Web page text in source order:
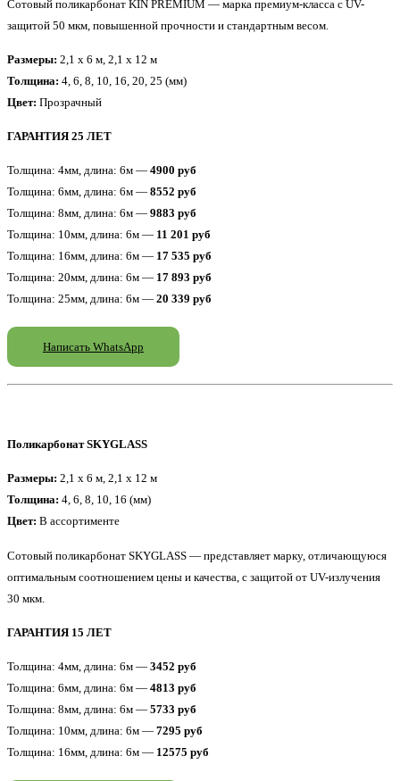
Сотовый поликарбонат KIN PREMIUM — марка премиум-класса с UV-
защитой 50 мкм, повышенной прочности и стандартным весом.
Размеры: 2,1 x 6 м, 2,1 x 12 м
Толщина: 4, 6, 8, 10, 16, 20, 25 (мм)
Цвет: Прозрачный
ГАРАНТИЯ 25 ЛЕТ
Толщина: 4мм, длина: 6м — 4900 руб
Толщина: 6мм, длина: 6м — 8552 руб
Толщина: 8мм, длина: 6м — 9883 руб
Толщина: 10мм, длина: 6м — 11 201 руб
Толщина: 16мм, длина: 6м — 17 535 руб
Толщина: 20мм, длина: 6м — 17 893 руб
Толщина: 25мм, длина: 6м — 20 339 руб
Написать WhatsApp
Поликарбонат SKYGLASS
Размеры: 2,1 x 6 м, 2,1 x 12 м
Толщина: 4, 6, 8, 10, 16 (мм)
Цвет: В ассортименте
Сотовый поликарбонат SKYGLASS — представляет марку, отличающуюся
оптимальным соотношением цены и качества, с защитой от UV-излучения
30 мкм.
ГАРАНТИЯ 15 ЛЕТ
Толщина: 4мм, длина: 6м — 3452 руб
Толщина: 6мм, длина: 6м — 4813 руб
Толщина: 8мм, длина: 6м — 5733 руб
Толщина: 10мм, длина: 6м — 7295 руб
Толщина: 16мм, длина: 6м — 12575 руб